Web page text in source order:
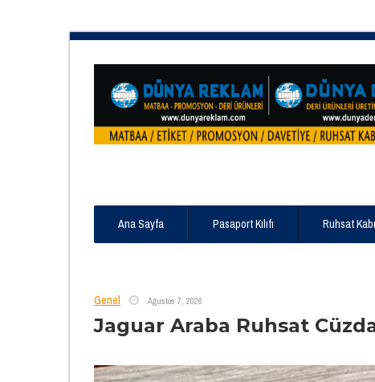
Ana Sayfa Pasaport Kılıfı Ruhsat Kabı
Genel Ağustos 7, 2026
Jaguar Araba Ruhsat